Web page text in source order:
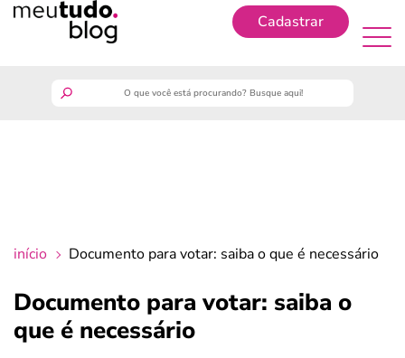
Cadastrar
crédito fácil
início Documento para votar: saiba o que é necessário
Documento para votar: saiba o
que é necessário